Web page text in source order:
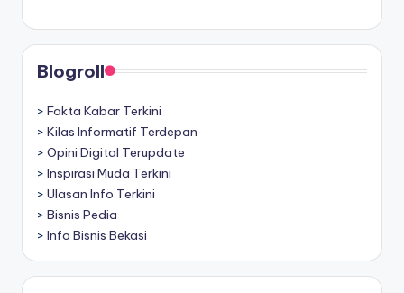
Blogroll
> Fakta Kabar Terkini
> Kilas Informatif Terdepan
> Opini Digital Terupdate
> Inspirasi Muda Terkini
> Ulasan Info Terkini
> Bisnis Pedia
> Info Bisnis Bekasi